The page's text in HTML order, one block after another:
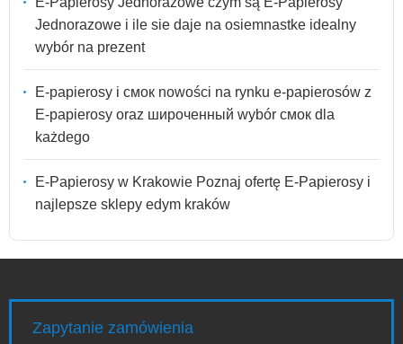
Jednorazowe i ile sie daje na osiemnastke idealny
wybór na prezent
E-papierosy i смок nowości na rynku e-papierosów z
E-papierosy oraz широченный wybór смок dla
każdego
E-Papierosy w Krakowie Poznaj ofertę E-Papierosy i
najlepsze sklepy edym kraków
Zapytanie zamówienia